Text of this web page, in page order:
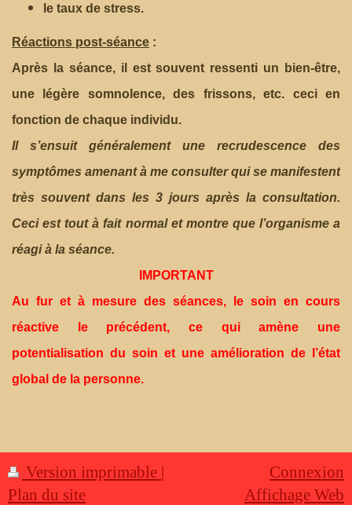
le taux de stress.
Réactions post-séance :
Après la séance, il est souvent ressenti un bien-être,
une légère somnolence, des frissons, etc. ceci en
fonction de chaque individu.
Il s’ensuit généralement une recrudescence des
symptômes amenant à me consulter qui se manifestent
très souvent dans les 3 jours après la consultation.
Ceci est tout à fait normal et montre que l’organisme a
réagi à la séance.
IMPORTANT
Au fur et à mesure des séances, le soin en cours
réactive le précédent, ce qui amène une
potentialisation du soin et une amélioration de l’état
global de la personne.
Version imprimable |
Plan du site
Connexion
Affichage Web